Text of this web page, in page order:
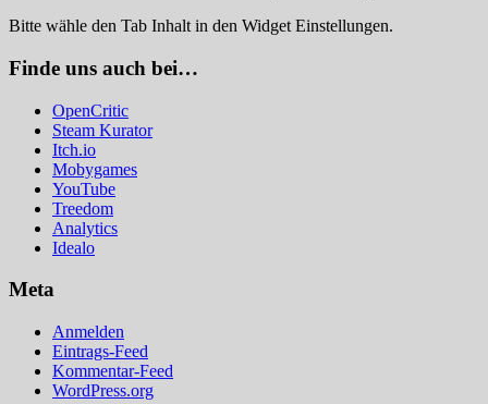
Bitte wähle den Tab Inhalt in den Widget Einstellungen.
Finde uns auch bei…
OpenCritic
Steam Kurator
Itch.io
Mobygames
YouTube
Treedom
Analytics
Idealo
Meta
Anmelden
Eintrags-Feed
Kommentar-Feed
WordPress.org